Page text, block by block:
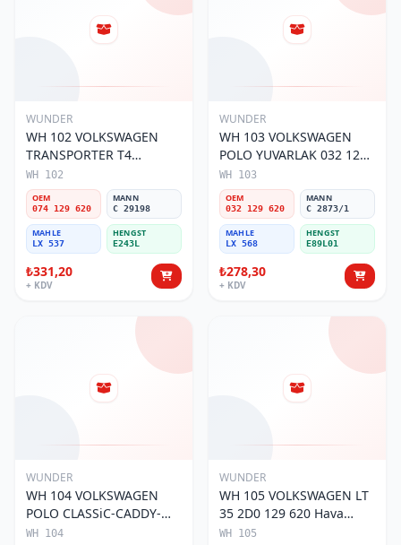
WUNDER
WH 102 VOLKSWAGEN
TRANSPORTER T4
(SÜNGERSiZ) 074 129 620
Hava Filtresi
WH 102
OEM
074 129 620
MANN
C 29198
MAHLE
LX 537
HENGST
E243L
₺331,20
+ KDV
WUNDER
WH 103 VOLKSWAGEN
POLO YUVARLAK 032 129
620 Hava Filtresi
WH 103
OEM
032 129 620
MANN
C 2873/1
MAHLE
LX 568
HENGST
E89L01
₺278,30
+ KDV
WUNDER
WH 104 VOLKSWAGEN
POLO CLASSiC-CADDY-
SEAT iBiZA 1L0 129 620
WH 104
WUNDER
WH 105 VOLKSWAGEN LT
35 2D0 129 620 Hava
Filtresi
WH 105